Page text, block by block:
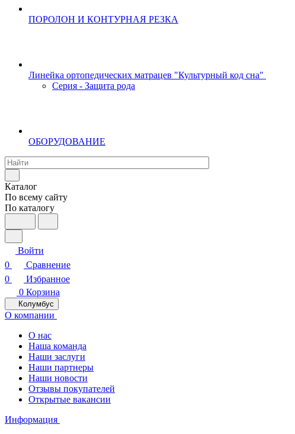
ПОРОЛОН И КОНТУРНАЯ РЕЗКА
Линейка ортопедических матрацев "Культурный код сна"
Серия - Защита рода
ОБОРУДОВАНИЕ
Каталог
По всему сайту
По каталогу
Войти
0
Сравнение
0
Избранное
0 Корзина
Колумбус
О компании
О нас
Наша команда
Наши заслуги
Наши партнеры
Наши новости
Отзывы покупателей
Открытые вакансии
Информация